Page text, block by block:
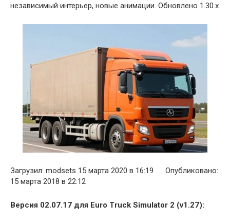
независимый интерьер, новые анимации. Обновлено 1.30.x
Загрузил: modsets 15 марта 2020 в 16:19 Опубликовано:
15 марта 2018 в 22:12
Версия 02.07.17 для Euro Truck Simulator 2 (v1.27):